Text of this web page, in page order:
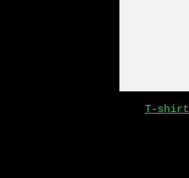
T-shirt